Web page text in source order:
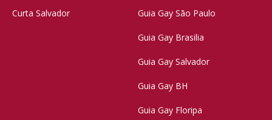
Curta Salvador Guia Gay São Paulo
Guia Gay Brasilia
Guia Gay Salvador
Guia Gay BH
Guia Gay Floripa